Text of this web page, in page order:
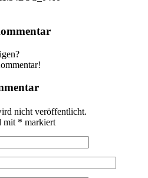
nicht veröffentlicht.
mit * markiert